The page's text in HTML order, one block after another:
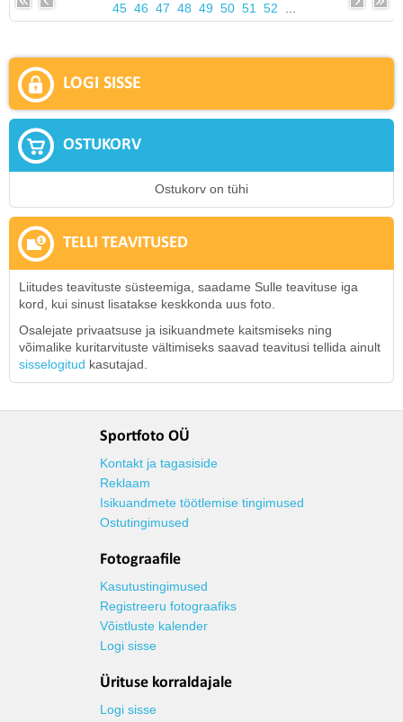
45 46 47 48 49 50 51 52
LOGI SISSE
OSTUKORV
Ostukorv on tühi
TELLI TEAVITUSED
Liitudes teavituste süsteemiga, saadame Sulle teavituse iga
kord, kui sinust lisatakse keskkonda uus foto.
Osalejate privaatsuse ja isikuandmete kaitsmiseks ning
võimalike kuritarvituste vältimiseks saavad teavitusi tellida ainult
sisselogitud kasutajad.
Sportfoto OÜ
Kontakt ja tagasiside
Reklaam
Isikuandmete töötlemise tingimused
Ostutingimused
Fotograafile
Kasutustingimused
Registreeru fotograafiks
Võistluste kalender
Logi sisse
Ürituse korraldajale
Logi sisse